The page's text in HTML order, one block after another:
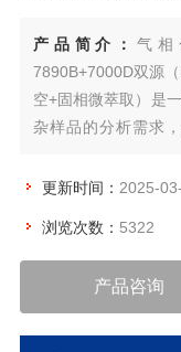
产品简介： 气相
7890B+7000D双源
空+固相微萃取）是
杂样品的分析需求
更新时间： 2025-
浏览次数： 5322
产品咨询